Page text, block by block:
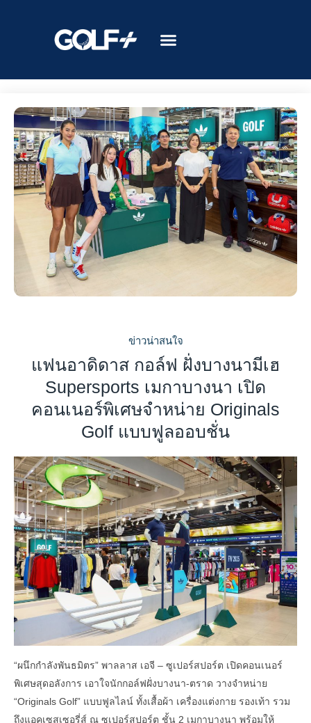
ข่าวน่าสนใจ
แฟนอาดิดาส กอล์ฟ ฝั่งบางนามีเฮ
Supersports เมกาบางนา เปิด
คอนเนอร์พิเศษจำหน่าย Originals
Golf แบบฟูลออบชั่น
“ผนึกกำลังพันธมิตร” พาลลาส เอจี – ซูเปอร์สปอร์ต เปิดคอนเนอร์
พิเศษสุดอลังการ เอาใจนักกอล์ฟฝั่งบางนา-ตราด วางจำหน่าย
“Originals Golf” แบบฟูลไลน์ ทั้งเสื้อผ้า เครื่องแต่งกาย รองเท้า รวม
ถึงแอคเซสเซอรี่ส์ ณ ซูเปอร์สปอร์ต ชั้น 2 เมกาบางนา พร้อมให้